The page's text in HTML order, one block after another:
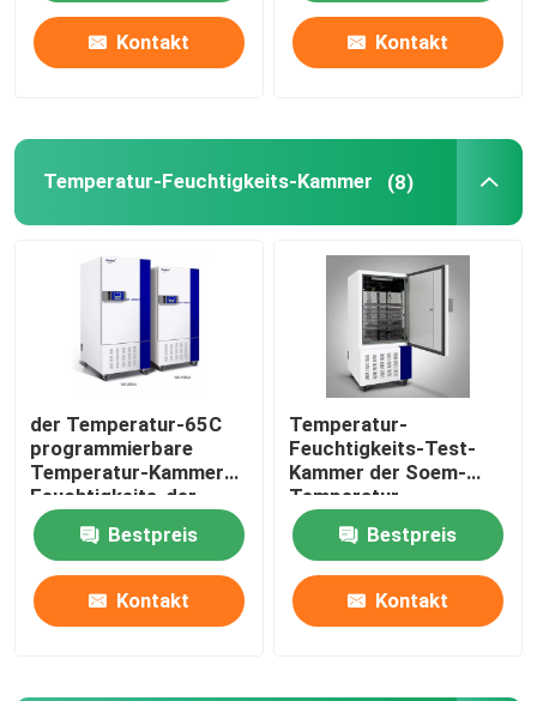
Kontakt Kontakt
Temperatur-Feuchtigkeits-Kammer (8)
der Temperatur-65C
programmierbare
Temperatur-Kammer
Feuchtigkeits-der
Kammer-SUS304
Bestpreis
Kontakt
Temperatur-
Feuchtigkeits-Test-
Kammer der Soem-
Temperatur-
Feuchtigkeits-
Kammer-220V
Bestpreis
Kontakt